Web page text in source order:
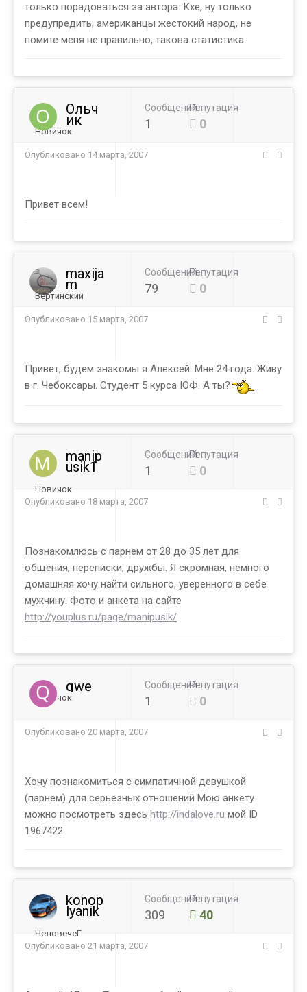
только порадоваться за автора. Кхе, ну только
предупредить, американцы жестокий народ, не
помите меня не правильно, такова статистика.
Ольч
ик
Новичок
Сообщений
1
Репутация
0
Опубликовано 14 марта, 2007
Привет всем!
maxija
m
Вертинский
Сообщений
79
Репутация
0
Опубликовано 15 марта, 2007
Привет, будем знакомы я Алексей. Мне 24 года. Живу
в г. Чебоксары. Студент 5 курса ЮФ. А ты?
manip
usik1
Новичок
Сообщений
1
Репутация
0
Опубликовано 18 марта, 2007
Познакомлюсь с парнем от 28 до 35 лет для
общения, переписки, дружбы. Я скромная, немного
домашняя хочу найти сильного, уверенного в себе
мужчину. Фото и анкета на сайте
http://youplus.ru/page/manipusik/
qwe
Новичок
Сообщений
1
Репутация
0
Опубликовано 20 марта, 2007
Хочу познакомиться с симпатичной девушкой
(парнем) для серьезных отношений Мою анкету
можно посмотреть здесь http://indalove.ru мой ID
1967422
konop
lyanik
ЧеловечеГ
Сообщений
309
Репутация
40
Опубликовано 21 марта, 2007